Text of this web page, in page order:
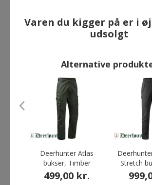
Deerhunter Strike bukser,
stretch
ANDRE HAR OGSÅ
Mix 3 - spar 20%
Varen du kigger på er i
udsolgt
Alternative
Deerhunter Atlas
bukser, Timber
499,00 kr.
Stretch